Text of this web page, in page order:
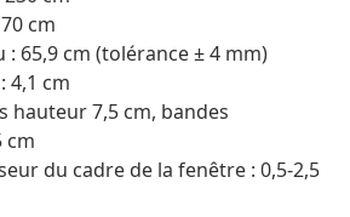
cm
: 65,9 cm (tolérance ± 4 mm)
4,1 cm
hauteur 7,5 cm, bandes
cm
du cadre de la fenêtre : 0,5-2,5